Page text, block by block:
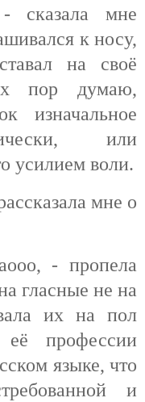
сказала мне
к носу,
на своё
пор думаю,
изначальное
или
усилием воли.
мне о
- пропела
гласные не на
их на пол
профессии
языке, что
и